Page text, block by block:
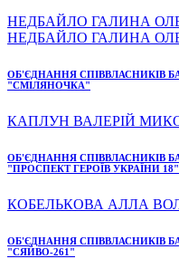
НЕДБАЙЛО ГАЛИНА
НЕДБАЙЛО ГАЛИНА
ОБ'ЄДНАННЯ СПІВВЛАСНИКІВ
"СМІЛЯНОЧКА"
КАПЛУН ВАЛЕРІЙ
ОБ'ЄДНАННЯ СПІВВЛАСНИКІВ
"ПРОСПЕКТ ГЕРОЇВ УКРАЇНИ 18"
КОБЕЛЬКОВА АЛЛА
ОБ'ЄДНАННЯ СПІВВЛАСНИКІВ
"СЯЙВО-261"